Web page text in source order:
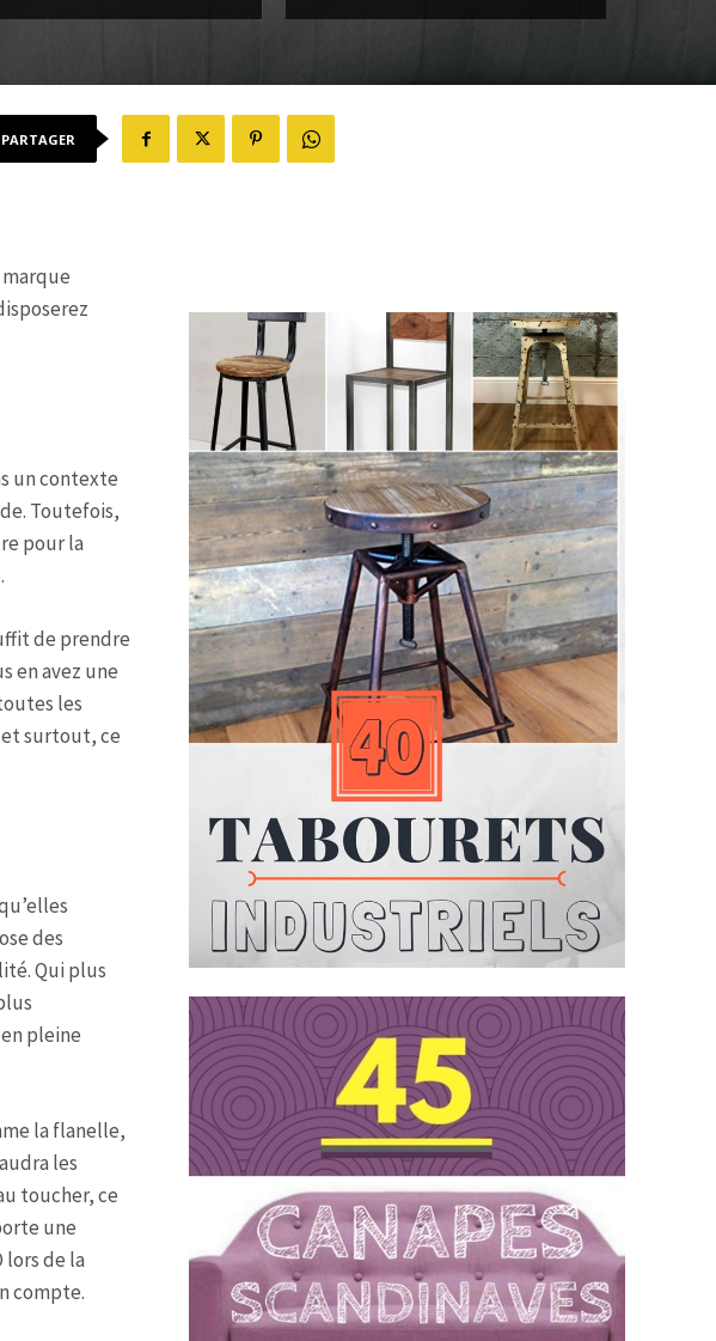
PARTAGER
un contexte
Toutefois,
pour la
de prendre
en avez une
les
et surtout, ce
des
Qui plus
pleine
la flanelle,
les
toucher, ce
une
lors de la
compte.